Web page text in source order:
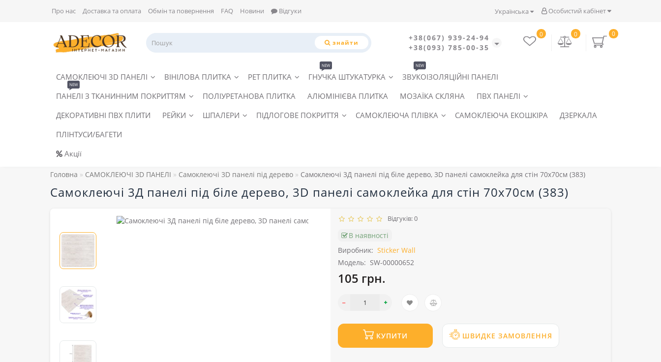
Особистий кабінет
Українська
Про нас Доставка та оплата Обмін та повернення FAQ Новини Відгуки
знайти
+38(067) 939-24-94
+38(093) 785-00-35
0
0
0
САМОКЛЕЮЧІ 3D ПАНЕЛІ ВІНІЛОВА ПЛИТКА PET ПЛИТКА ГНУЧКА ШТУКАТУРКА
NEW
ЗВУКОІЗОЛЯЦІЙНІ ПАНЕЛІ
NEW
ПАНЕЛІ З ТКАНИННИМ ПОКРИТТЯМ
NEW
ПОЛІУРЕТАНОВА ПЛИТКА АЛЮМІНІЄВА ПЛИТКА МОЗАЇКА СКЛЯНА
ПВХ ПАНЕЛІ
ДЕКОРАТИВНІ ПВХ ПЛИТИ
РЕЙКИ ШПАЛЕРИ ПІДЛОГОВЕ ПОКРИТТЯ САМОКЛЕЮЧА ПЛІВКА САМОКЛЕЮЧА ЕКОШКІРА
ДЗЕРКАЛА
ПЛІНТУСИ/БАГЕТИ
Акції
Головна САМОКЛЕЮЧІ 3D ПАНЕЛІ Самоклеючі 3D панелі під дерево Самоклеючі 3Д панелі під біле дерево, 3D панелі самоклейка для стін 70x70см (383)
Самоклеючі 3Д панелі під біле дерево, 3D панелі самоклейка для стін 70x70см (383)
Відгуків: 0
В наявності
Виробник: Sticker Wall
Модель: SW-00000652
105 грн.
КУПИТИ ШВИДКЕ ЗАМОВЛЕННЯ